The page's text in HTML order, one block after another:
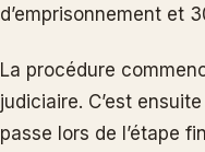
d’emprisonnement et
La procédure
judiciaire. C’est
passe lors de l’étape